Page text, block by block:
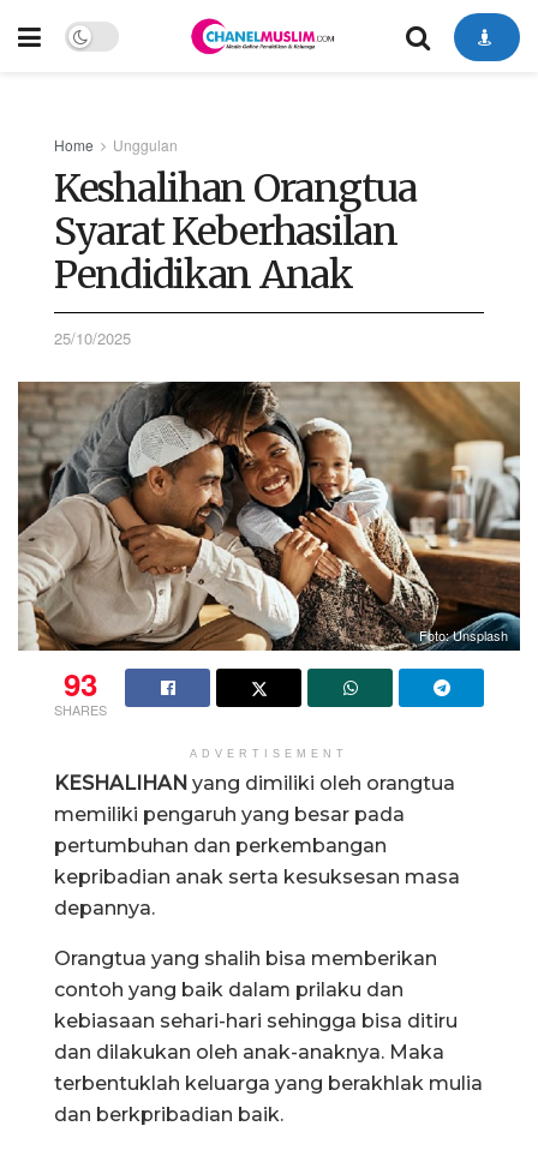
Home Unggulan
Keshalihan Orangtua
Syarat Keberhasilan
Pendidikan Anak
25/10/2025
Foto: Unsplash
93
SHARES
ADVERTISEMENT
KESHALIHAN yang dimiliki oleh orangtua
memiliki pengaruh yang besar pada
pertumbuhan dan perkembangan
kepribadian anak serta kesuksesan masa
depannya.
Orangtua yang shalih bisa memberikan
contoh yang baik dalam prilaku dan
kebiasaan sehari-hari sehingga bisa ditiru
dan dilakukan oleh anak-anaknya. Maka
terbentuklah keluarga yang berakhlak mulia
dan berkpribadian baik.